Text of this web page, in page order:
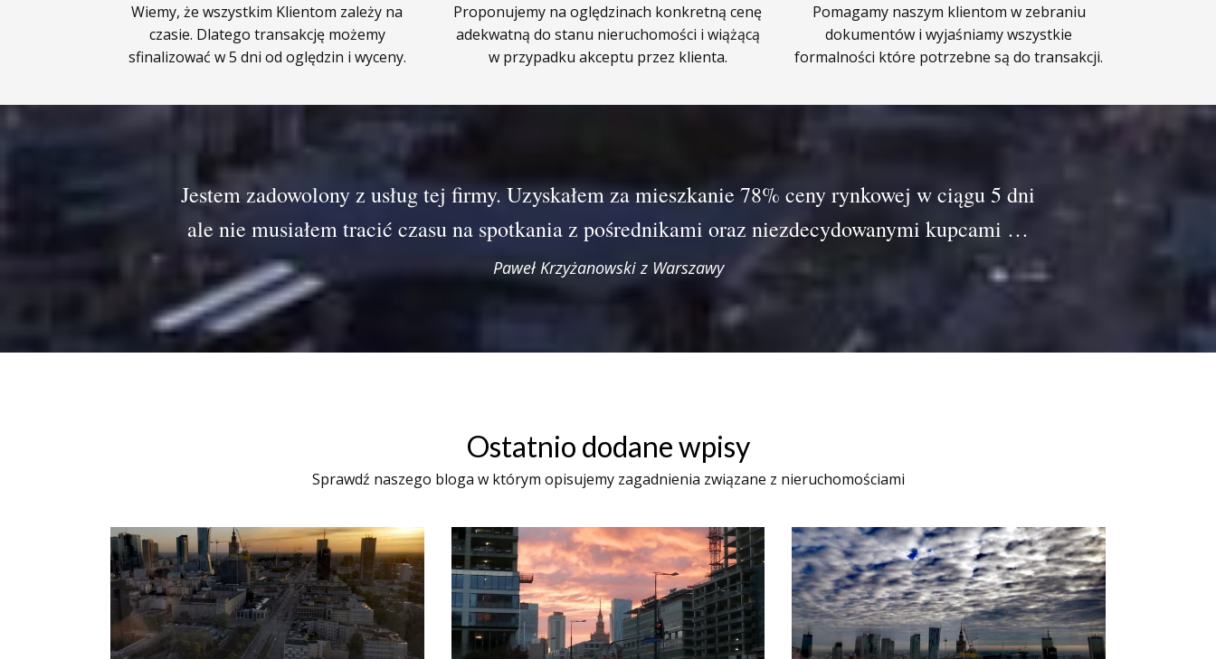
Wiemy, że wszystkim Klientom zależy na
czasie. Dlatego transakcję możemy
sfinalizować w 5 dni od oględzin i wyceny.
Proponujemy na oględzinach konkretną cenę
adekwatną do stanu nieruchomości i wiążącą
w przypadku akceptu przez klienta.
Pomagamy naszym klientom w zebraniu
dokumentów i wyjaśniamy wszystkie
formalności które potrzebne są do transakcji.
Jestem zadowolony z usług tej firmy. Uzyskałem za mieszkanie 78% ceny rynkowej w ciągu 5 dni
ale nie musiałem tracić czasu na spotkania z pośrednikami oraz niezdecydowanymi kupcami …
Paweł Krzyżanowski z Warszawy
Ostatnio dodane wpisy
Sprawdź naszego bloga w którym opisujemy zagadnienia związane z nieruchomościami